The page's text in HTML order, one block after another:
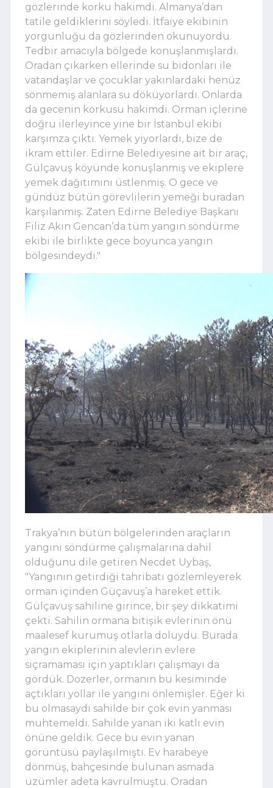
gözlerinde korku hakimdi. Almanya’dan
tatile geldiklerini söyledi. İtfaiye ekibinin
yorgunluğu da gözlerinden okunuyordu.
Tedbir amacıyla bölgede konuşlanmışlardı.
Oradan çıkarken ellerinde su bidonları ile
vatandaşlar ve çocuklar yakınlardaki henüz
sönmemiş alanlara su döküyorlardı. Onlarda
da gecenin korkusu hakimdi. Orman içlerine
doğru ilerleyince yine bir İstanbul ekibi
karşımza çıktı. Yemek yiyorlardı, bize de
ikram ettiler. Edirne Belediyesine ait bir araç,
Gülçavuş köyünde konuşlanmış ve ekiplere
yemek dağıtımını üstlenmiş. O gece ve
gündüz bütün görevlilerin yemeği buradan
karşılanmış. Zaten Edirne Belediye Başkanı
Filiz Akın Gencan’da tüm yangın söndürme
ekibi ile birlikte gece boyunca yangın
bölgesindeydi."
Trakya’nın bütün bölgelerinden araçların
yangını söndürme çalışmalarına dahil
olduğunu dile getiren Necdet Uybaş,
"Yangının getirdiği tahribatı gözlemleyerek
orman içinden Güçavuş’a hareket ettik.
Gülçavuş sahiline girince, bir şey dikkatimi
çekti. Sahilin ormana bitişik evlerinin önü
maalesef kurumuş otlarla doluydu. Burada
yangın ekiplerinin alevlerin evlere
sıçramaması için yaptıkları çalışmayı da
gördük. Dozerler, ormanın bu kesiminde
açtıkları yollar ile yangını önlemişler. Eğer ki
bu olmasaydı sahilde bir çok evin yanması
muhtemeldi. Sahilde yanan iki katlı evin
önüne geldik. Gece bu evin yanan
görüntüsü paylaşılmıştı. Ev harabeye
dönmüş, bahçesinde bulunan asmada
üzümler adeta kavrulmuştu. Oradan